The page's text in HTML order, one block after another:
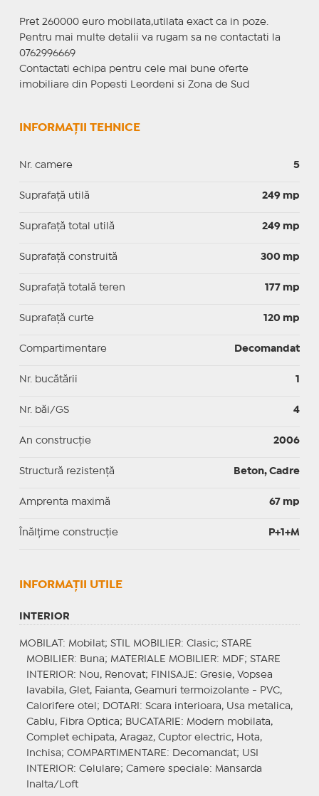
Pret 260000 euro mobilata,utilata exact ca in poze.
Pentru mai multe detalii va rugam sa ne contactati la
0762996669
Contactati echipa pentru cele mai bune oferte
imobiliare din Popesti Leordeni si Zona de Sud
INFORMAȚII TEHNICE
Nr. camere 5
Suprafaţă utilă 249 mp
Suprafaţă total utilă 249 mp
Suprafaţă construită 300 mp
Suprafață totală teren 177 mp
Suprafaţă curte 120 mp
Compartimentare Decomandat
Nr. bucătării 1
Nr. băi/GS 4
An construcție 2006
Structură rezistență Beton, Cadre
Amprenta maximă 67 mp
Înălțime construcție P+1+M
INFORMAŢII UTILE
INTERIOR
MOBILAT : Mobilat; STIL MOBILIER: Clasic; STARE
MOBILIER: Buna; MATERIALE MOBILIER: MDF; STARE
INTERIOR: Nou, Renovat; FINISAJE : Gresie, Vopsea
lavabila, Glet, Faianta, Geamuri termoizolante - PVC,
Calorifere otel;
DOTARI : Scara interioara, Usa metalica,
Cablu, Fibra Optica; BUCATARIE : Modern mobilata,
Complet echipata, Aragaz, Cuptor electric, Hota,
Inchisa; COMPARTIMENTARE : Decomandat; USI
INTERIOR: Celulare; Camere speciale: Mansarda
Inalta/Loft